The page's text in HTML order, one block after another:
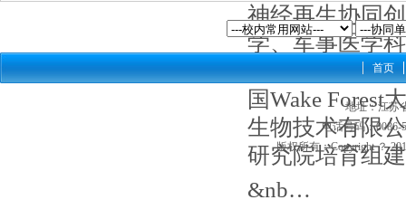
神经再生协同
学、军事医学
研究所、华中
国Wake
生物技术有限
研究院培育组
&nb…
首页
地址：江苏
电话号码：0086-
版权所有：Copyright ？